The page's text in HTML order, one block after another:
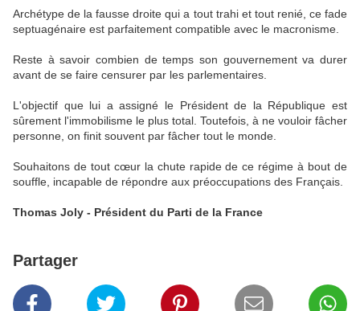
Archétype de la fausse droite qui a tout trahi et tout renié, ce fade
septuagénaire est parfaitement compatible avec le macronisme.
Reste à savoir combien de temps son gouvernement va durer
avant de se faire censurer par les parlementaires.
L'objectif que lui a assigné le Président de la République est
sûrement l'immobilisme le plus total. Toutefois, à ne vouloir fâcher
personne, on finit souvent par fâcher tout le monde.
Souhaitons de tout cœur la chute rapide de ce régime à bout de
souffle, incapable de répondre aux préoccupations des Français.
Thomas Joly - Président du Parti de la France
Partager